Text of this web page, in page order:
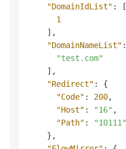
"DomainIdList" :
[
1
] ,
"DomainNameList" :
"test.com"
] ,
"Redirect" :
{
"Code" : 200,
"Host" : "16" ,
"Path" :
"10111"
} ,